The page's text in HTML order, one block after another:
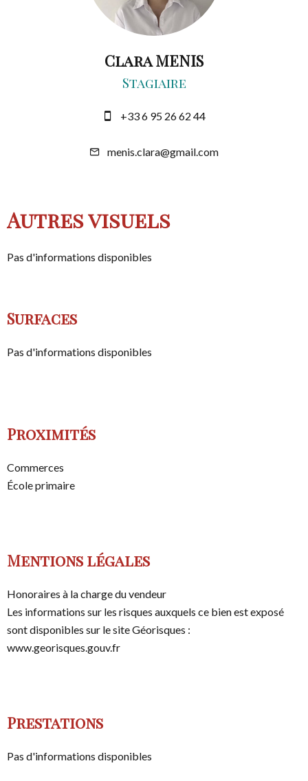
Clara MENIS
Stagiaire
+33 6 95 26 62 44
menis.clara@gmail.com
Autres visuels
Pas d'informations disponibles
Surfaces
Pas d'informations disponibles
Proximités
Commerces
École primaire
Mentions légales
Honoraires à la charge du vendeur
Les informations sur les risques auxquels ce bien est exposé
sont disponibles sur le site Géorisques :
www.georisques.gouv.fr
Prestations
Pas d'informations disponibles